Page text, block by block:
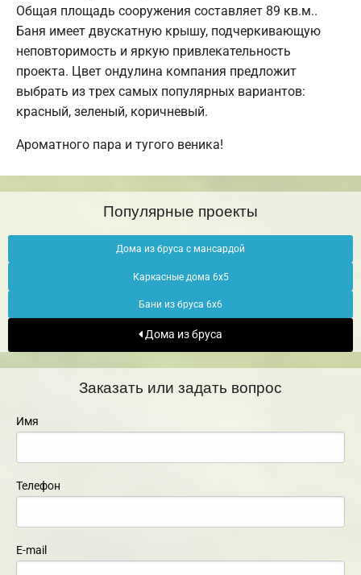
Общая площадь сооружения составляет 89 кв.м..
Баня имеет двускатную крышу, подчеркивающую
неповторимость и яркую привлекательность
проекта. Цвет ондулина компания предложит
выбрать из трех самых популярных вариантов:
красный, зеленый, коричневый.
Ароматного пара и тугого веника!
Популярные проекты
Дома из бруса с мансардой
Каркасные дома 6х5
Бани из бруса 6х6
Дома из бруса
Заказать или задать вопрос
Имя
Телефон
E-mail